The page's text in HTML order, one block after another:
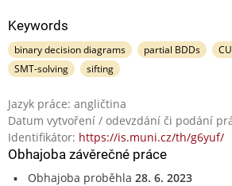
Keywords
binary decision diagrams partial BDDs
SMT-solving
sifting
Jazyk práce: angličtina
Datum vytvoření / odevzdání či podání
Identifikátor: https://is.muni.cz/th/g6yuf/
Obhajoba závěrečné práce
Obhajoba proběhla 28. 6. 2023